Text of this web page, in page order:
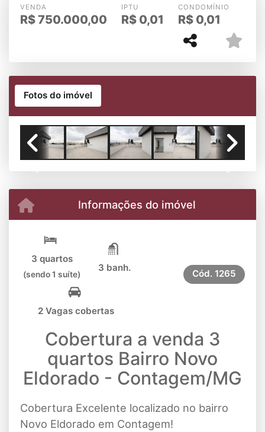
VENDA
R$750.000,00
IPTU
R$ 0,01
CONDOMÍNIO
R$ 0,01
Fotos do imóvel
Informações do imóvel
3 quartos
(sendo 1 suíte)
3 banh.
2 Vagas cobertas
Cód. 1265
Cobertura a venda 3
quartos Bairro Novo
Eldorado - Contagem/MG
Cobertura Excelente localizado no bairro
Novo Eldorado em Contagem!